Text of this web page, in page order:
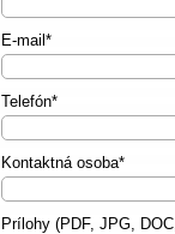
E-mail*
Telefón*
Kontaktná osoba*
Prílohy (PDF, JPG,